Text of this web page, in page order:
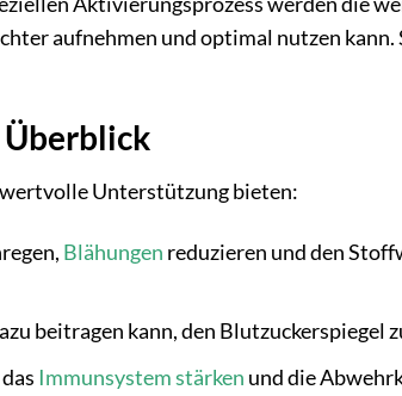
aufnehmen und optimal nutzen
Unterstützung bieten:
Blähungen reduzieren und den
beitragen kann, den Blutzuckerspiegel
Immunsystem stärken und die